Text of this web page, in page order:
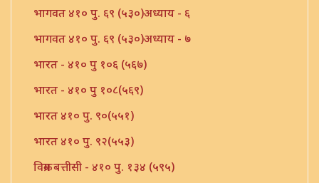
भागवत ४१० पु. ६९ (५३०)अध्याय - ६
भागवत ४१० पु. ६९ (५३०)अध्याय - ७
भारत - ४१० पु १०६ (५६७)
भारत - ४१० पु १०८(५६९)
भारत ४१० पु. ९०(५५१)
भारत ४१० पु. ९२(५५३)
विक्रम बत्तीसी - ४१० पु. १३४ (५९५)